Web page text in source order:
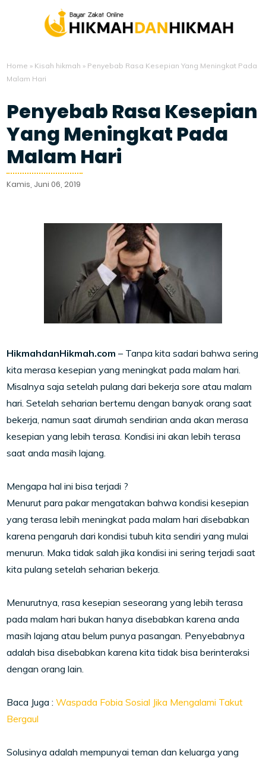
Home » Kisah hikmah » Penyebab Rasa Kesepian Yang Meningkat Pada
Malam Hari
Penyebab Rasa Kesepian
Yang Meningkat Pada
Malam Hari
Kamis, Juni 06, 2019
HikmahdanHikmah.com – Tanpa kita sadari bahwa sering
kita merasa kesepian yang meningkat pada malam hari.
Misalnya saja setelah pulang dari bekerja sore atau malam
hari. Setelah seharian bertemu dengan banyak orang saat
bekerja, namun saat dirumah sendirian anda akan merasa
kesepian yang lebih terasa. Kondisi ini akan lebih terasa
saat anda masih lajang.
Mengapa hal ini bisa terjadi ?
Menurut para pakar mengatakan bahwa kondisi kesepian
yang terasa lebih meningkat pada malam hari disebabkan
karena pengaruh dari kondisi tubuh kita sendiri yang mulai
menurun. Maka tidak salah jika kondisi ini sering terjadi saat
kita pulang setelah seharian bekerja.
Menurutnya, rasa kesepian seseorang yang lebih terasa
pada malam hari bukan hanya disebabkan karena anda
masih lajang atau belum punya pasangan. Penyebabnya
adalah bisa disebabkan karena kita tidak bisa berinteraksi
dengan orang lain.
Baca Juga :Waspada Fobia Sosial Jika Mengalami Takut
Bergaul
Solusinya adalah mempunyai teman dan keluarga yang